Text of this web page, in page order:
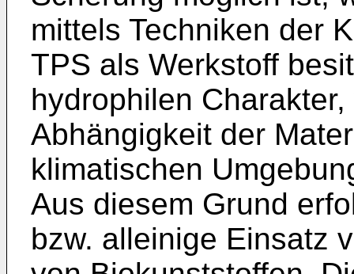
mittels Techniken der
TPS als Werkstoff
hydrophilen
Abhängigkeit der
klimatischen
Aus diesem Grund
bzw. alleinige Einsatz